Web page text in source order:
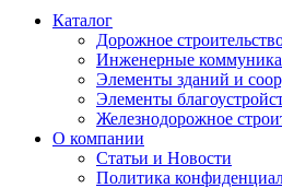
Каталог
Дорожное
Инженерные
Элементы зданий и
Элементы
Железнодорожное
О компании
Статьи и Новости
Политика